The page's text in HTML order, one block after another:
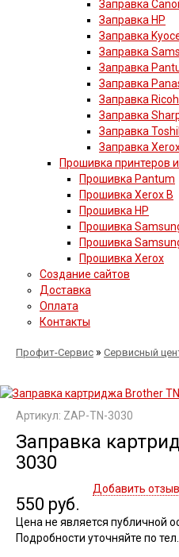
Заправка
Заправка HP
Заправка
Заправка
Заправка
Заправка
Заправка Ricoh
Заправка
Заправка
Заправка
Прошивка принтеров
Прошивка Pantum
Прошивка Xerox B
Прошивка HP
Прошивка
Прошивка
Прошивка Xerox
Создание сайтов
Доставка
Оплата
Контакты
Профит-Сервис » Сервисный
Артикул: ZAP-TN-3030
Заправка
3030
Добавить отзыв
550 руб.
Цена не является публичной
Подробности уточняйте по